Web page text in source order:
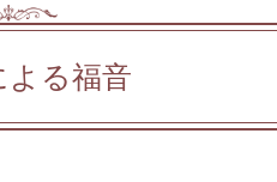
よる福音